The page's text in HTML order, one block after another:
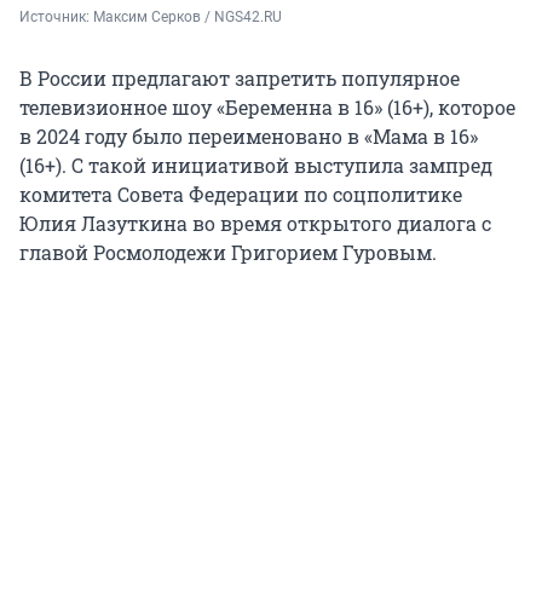
Источник: Максим Серков / NGS42.RU
В России предлагают запретить популярное
телевизионное шоу «Беременна в 16» (16+), которое
в 2024 году было переименовано в «Мама в 16»
(16+). С такой инициативой выступила зампред
комитета Совета Федерации по соцполитике
Юлия Лазуткина во время открытого диалога с
главой Росмолодежи Григорием Гуровым.